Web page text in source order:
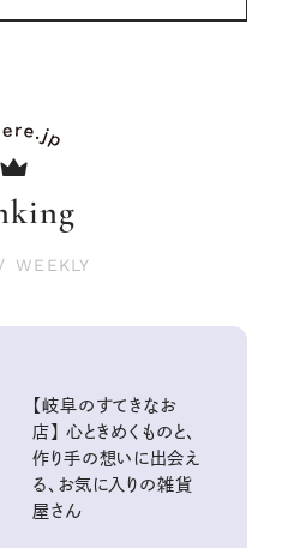
/ WEEKLY
【岐阜のすてきなお
店】 心ときめくものと、
作り手の想いに出会え
る、お気に入りの雑貨
屋さん